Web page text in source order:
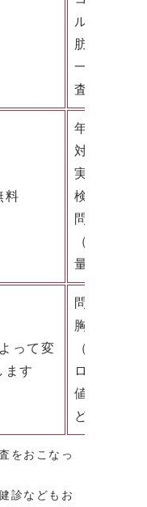
ル、クレ
肪）
一定の基
査実施
料
年齢：指
対象者：
実施月：
検査項目：
問診、血
（AST、
量）、血
って変
ます
問診、身
胸部レン
（AST、
ロール、
値、中性
ど）、心
をおこなっ
診などもお